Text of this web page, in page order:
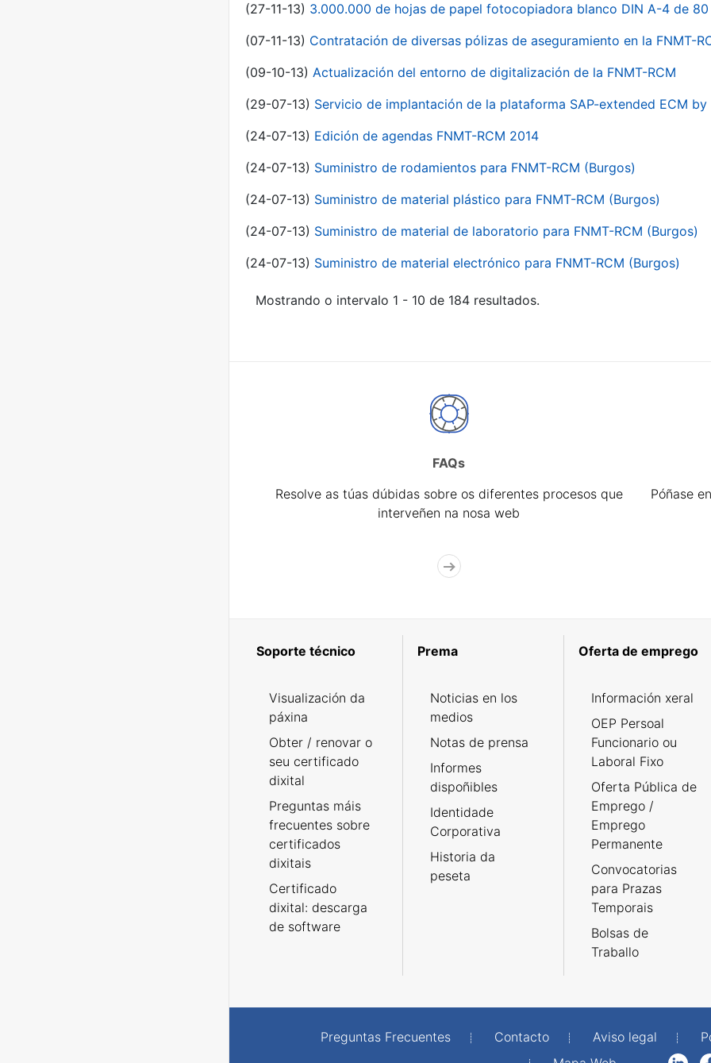
(27-11-13) 3.000.000 de hojas de papel fotocopiadora blanco DIN A-4 de 80
(07-11-13) Contratación de diversas pólizas de aseguramiento en la FNMT-
(09-10-13) Actualización del entorno de digitalización de la FNMT-RCM
(29-07-13) Servicio de implantación de la plataforma SAP-extended ECM by
(24-07-13) Edición de agendas FNMT-RCM 2014
(24-07-13) Suministro de rodamientos para FNMT-RCM (Burgos)
(24-07-13) Suministro de material plástico para FNMT-RCM (Burgos)
(24-07-13) Suministro de material de laboratorio para FNMT-RCM (Burgos)
(24-07-13) Suministro de material electrónico para FNMT-RCM (Burgos)
Mostrando o intervalo 1 - 10 de 184 resultados.
FAQs
Resolve as túas dúbidas sobre os diferentes procesos que
interveñen na nosa web
Póñase
Soporte técnico
Visualización da
páxina
Obter / renovar o
seu certificado
dixital
Preguntas máis
frecuentes sobre
certificados
dixitais
Certificado
dixital: descarga
de software
Prema
Noticias en los
medios
Notas de prensa
Informes
dispoñibles
Identidade
Corporativa
Historia da
peseta
Oferta de emprego
Información xeral
OEP Persoal
Funcionario ou
Laboral Fixo
Oferta Pública de
Emprego /
Emprego
Permanente
Convocatorias
para Prazas
Temporais
Bolsas de
Traballo
Preguntas Frecuentes Contacto Aviso legal